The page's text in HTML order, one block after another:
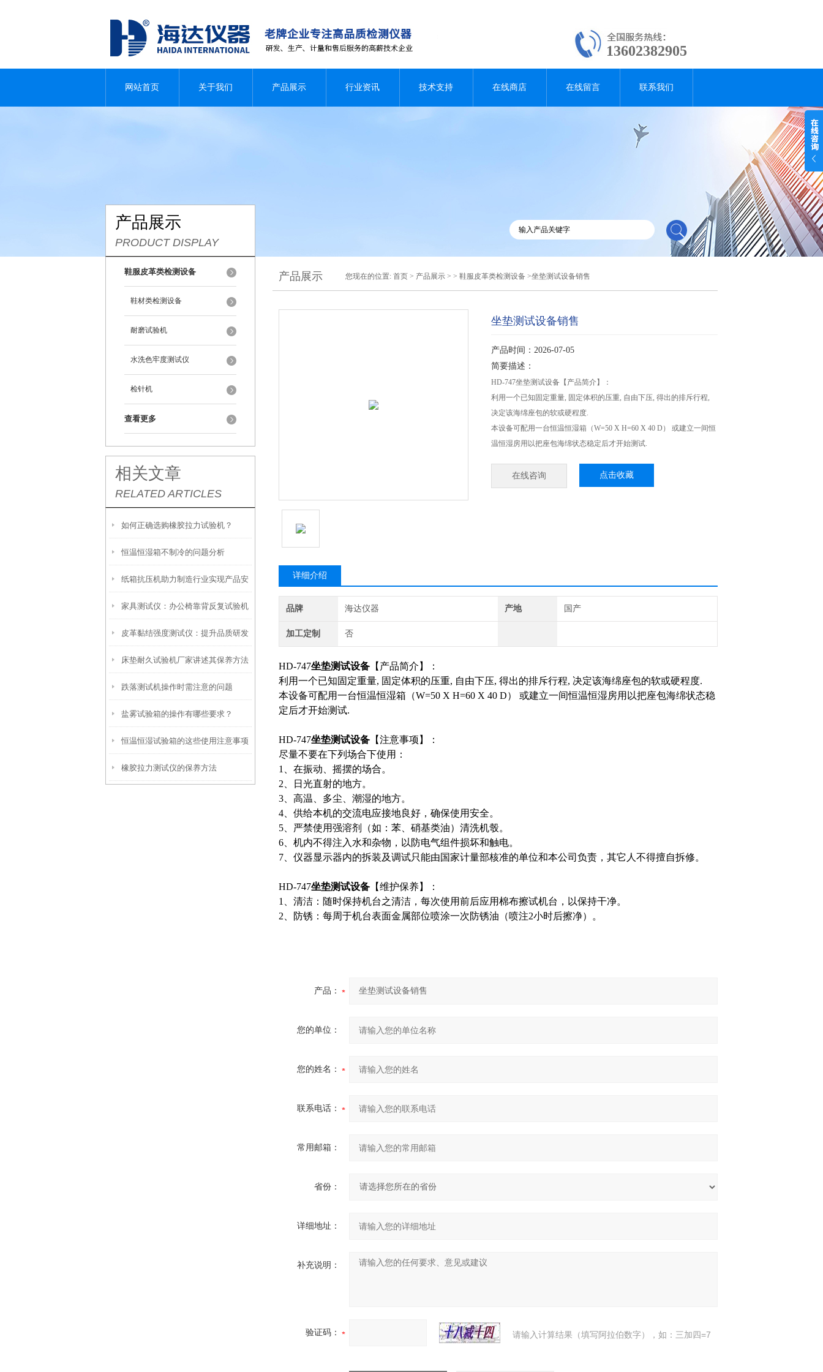
13602382905
网站首页 关于我们 产品展示 行业资讯 技术支持 在线商店 在线留言 联系我们
产品展示
PRODUCT DISPLAY
鞋服皮革类检测设备
鞋材类检测设备
耐磨试验机
水洗色牢度测试仪
检针机
查看更多
相关文章
RELATED ARTICLES
如何正确选购橡胶拉力试验机？
恒温恒湿箱不制冷的问题分析
纸箱抗压机助力制造行业实现产品安
全运输
家具测试仪：办公椅靠背反复试验机
HD-735
皮革黏结强度测试仪：提升品质研发
的利器
床垫耐久试验机厂家讲述其保养方法
跌落测试机操作时需注意的问题
盐雾试验箱的操作有哪些要求？
恒温恒湿试验箱的这些使用注意事项
快来看看你都知道吗？
橡胶拉力测试仪的保养方法
产品展示 您现在的位置: 首页 > 产品展示 > > 鞋服皮革类检测设备 >坐垫测试设备销售
坐垫测试设备销售
产品时间：2026-07-05
简要描述：
HD-747坐垫测试设备【产品简介】：
利用一个已知固定重量, 固定体积的压重, 自由下压, 得出的排斥行程,
决定该海绵座包的软或硬程度.
本设备可配用一台恒温恒湿箱（W=50 X H=60 X 40 D） 或建立一间恒
温恒湿房用以把座包海绵状态稳定后才开始测试.
在线咨询 点击收藏
详细介绍
品牌 海达仪器 产地 国产
加工定制 否
HD-747坐垫测试设备 【产品简介】：
利用一个已知固定重量, 固定体积的压重, 自由下压, 得出的排斥行程, 决定该海绵座包的软或硬程度.
本设备可配用一台恒温恒湿箱（W=50 X H=60 X 40 D） 或建立一间恒温恒湿房用以把座包海绵状态稳
定后才开始测试.
HD-747坐垫测试设备 【注意事项】：
尽量不要在下列场合下使用：
1
、在振动、摇摆的场合。
2 、日光直射的地方。
3 、高温、多尘、潮湿的地方。
4 、供给本机的交流电应接地良好，确保使用安全。
5 、严禁使用强溶剂（如：苯、硝基类油）清洗机彀。
6 、机内不得注入水和杂物，以防电气组件损坏和触电。
7 、仪器显示器内的拆装及调试只能由国家计量部核准的单位和本公司负责，其它人不得擅自拆修。
HD-747坐垫测试设备 【维护保养】：
1
、清洁：随时保持机台之清洁，每次使用前后应用棉布擦试机台，以保持干净。
2 、防锈：每周于机台表面金属部位喷涂一次防锈油（喷注2小时后擦净）。
产品：
您的单位：
您的姓名：
联系电话：
常用邮箱：
省份：
详细地址：
补充说明：
验证码： 请输入计算结果（填写阿拉伯数字），如：三加四=7